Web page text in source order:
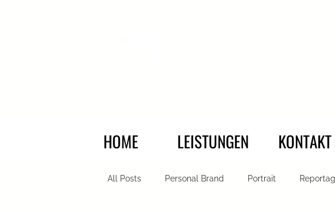
HOME LEISTUNGEN KONTAKT
All Posts Personal Brand Portrait